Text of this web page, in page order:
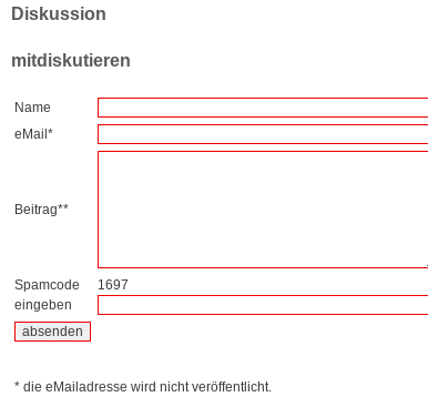
Diskussion
mitdiskutieren
Name
eMail*
Beitrag**
Spamcode
eingeben
1697
* die eMailadresse wird nicht veröffentlicht.